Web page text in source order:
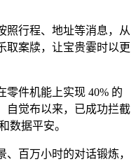
行程、地址等消息，从
取案牍，让宝贵霎时以更
件机能上实现 40% 的
自觉布以来，已成功拦截
数据平安。
百万小时的对话锻炼，